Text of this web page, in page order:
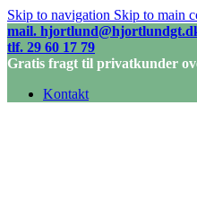
Skip to navigation Skip to main
mail.
tlf. 29 60 17 79
Gratis fragt til privatkunder
Kontakt